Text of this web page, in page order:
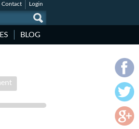
Contact Login
BLOG